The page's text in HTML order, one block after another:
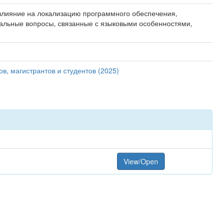
на локализацию программного обеспечения,
вопросы, связанные с языковыми особенностями,
магистрантов и студентов (2025)
View/Open